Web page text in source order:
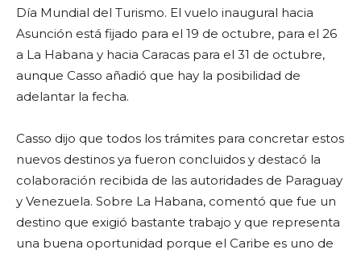
Día Mundial del Turismo. El vuelo inaugural hacia
Asunción está fijado para el 19 de octubre, para el 26
a La Habana y hacia Caracas para el 31 de octubre,
aunque Casso añadió que hay la posibilidad de
adelantar la fecha.
Casso dijo que todos los trámites para concretar estos
nuevos destinos ya fueron concluidos y destacó la
colaboración recibida de las autoridades de Paraguay
y Venezuela. Sobre La Habana, comentó que fue un
destino que exigió bastante trabajo y que representa
una buena oportunidad porque el Caribe es uno de